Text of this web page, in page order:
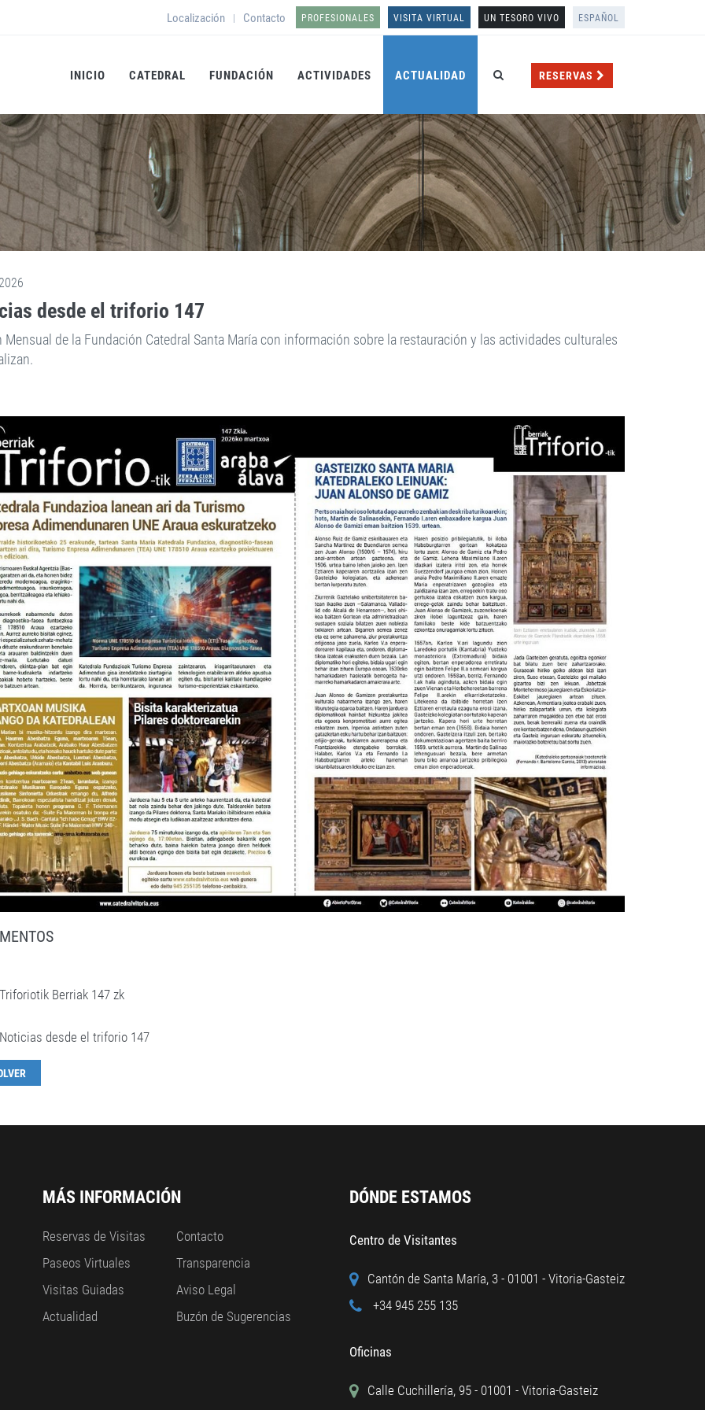
Localización | Contacto PROFESIONALES VISITA VIRTUAL UN TESORO VIVO ESPAÑOL
INICIO CATEDRAL FUNDACIÓN ACTIVIDADES ACTUALIDAD RESERVAS
desde el triforio 147
Mensual de la Fundación Catedral Santa María con información sobre la restauración y las actividades culturales
Berriak 147 zk
desde el triforio 147
MÁS INFORMACIÓN
Reservas de Visitas
Paseos Virtuales
Visitas Guiadas
Actualidad
Contacto
Transparencia
Aviso Legal
Buzón de Sugerencias
DÓNDE ESTAMOS
Centro de Visitantes
Cantón de Santa María, 3 - 01001 - Vitoria-Gasteiz
+34 945 255 135
Oficinas
Calle Cuchillería, 95 - 01001 - Vitoria-Gasteiz